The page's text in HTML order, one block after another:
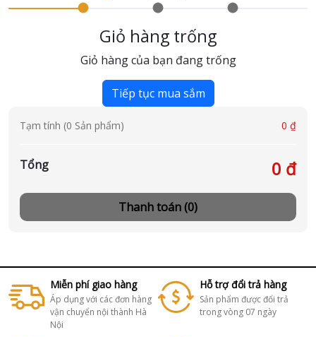
Giỏ hàng trống
Giỏ hàng của bạn đang trống
Tiếp tục mua sắm
Tạm tính (0 Sản phẩm) 0 ₫
Tổng 0 đ
Thanh toán (0)
Miễn phí giao hàng
Áp dụng với các đơn hàng
vận chuyển nội thành Hà
Nội
Hỗ trợ đổi trả hàng
Sản phẩm được đổi trả
trong vòng 07 ngày